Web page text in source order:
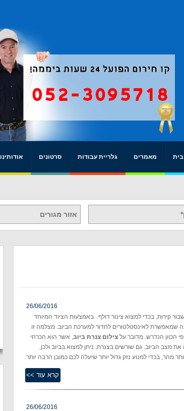
מאמרים גלריית עבודות סרטונים אודותינו
26/06/2016
קירות, בכדי למצוא צינור דולף. באמצעות הציוד המיוחד
שמאפשרת לאינסטלטורים לחדור למערכת הביוב. מצלמה זו
הכוון הנדרש. מדובר עלצילום צנרת ביוב, אשר הוא הכרחי
את מצב הביוב. גם שורשים בצנרת, ניתן למצוא בביוב ולכן,
מהר, בכדי למנוע נזק גדול יותר שיעלה לכם כמובן הרבה יותר.
26/06/2016